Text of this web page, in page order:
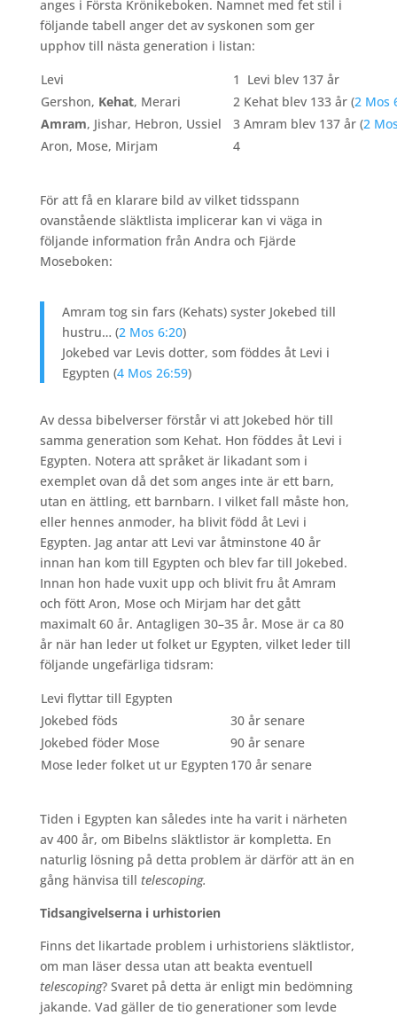
anges i Första Krönikeboken. Namnet med fet stil i
följande tabell anger det av syskonen som ger
upphov till nästa generation i listan:
Levi
1
Levi blev 137 år
Gershon, Kehat, Merari 2 Kehat blev 133 år (2 Mos
Amram, Jishar, Hebron, Ussiel 3 Amram blev 137 år (2
Aron, Mose, Mirjam
4
För att få en klarare bild av vilket tidsspann
ovanstående släktlista implicerar kan vi väga in
följande information från Andra och Fjärde
Moseboken:
Amram tog sin fars (Kehats) syster Jokebed till
hustru… (2 Mos 6:20)
Jokebed var Levis dotter, som föddes åt Levi i
Egypten (4 Mos 26:59)
Av dessa bibelverser förstår vi att Jokebed hör till
samma generation som Kehat. Hon föddes åt Levi i
Egypten. Notera att språket är likadant som i
exemplet ovan då det som anges inte är ett barn,
utan en ättling, ett barnbarn. I vilket fall måste hon,
eller hennes anmoder, ha blivit född åt Levi i
Egypten. Jag antar att Levi var åtminstone 40 år
innan han kom till Egypten och blev far till Jokebed.
Innan hon hade vuxit upp och blivit fru åt Amram
och fött Aron, Mose och Mirjam har det gått
maximalt 60 år. Antagligen 30–35 år. Mose är ca 80
år när han leder ut folket ur Egypten, vilket leder till
följande ungefärliga tidsram:
Levi flyttar till Egypten
Jokebed föds
30 år senare
Jokebed föder Mose
90 år senare
Mose leder folket ut ur Egypten 170 år senare
Tiden i Egypten kan således inte ha varit i närheten
av 400 år, om Bibelns släktlistor är kompletta. En
naturlig lösning på detta problem är därför att än en
gång hänvisa till telescoping.
Tidsangivelserna i urhistorien
Finns det likartade problem i urhistoriens släktlistor,
om man läser dessa utan att beakta eventuell
telescoping? Svaret på detta är enligt min bedömning
jakande. Vad gäller de tio generationer som levde